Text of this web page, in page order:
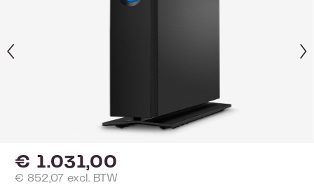
€ 1.031,00
€ 852,07 excl. BTW